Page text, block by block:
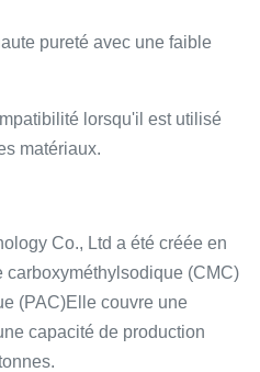
pureté avec une faible
lorsqu'il est utilisé
matériaux.
Co., Ltd a été créée en
carboxyméthylsodique (CMC)
(PAC)Elle couvre une
capacité de production